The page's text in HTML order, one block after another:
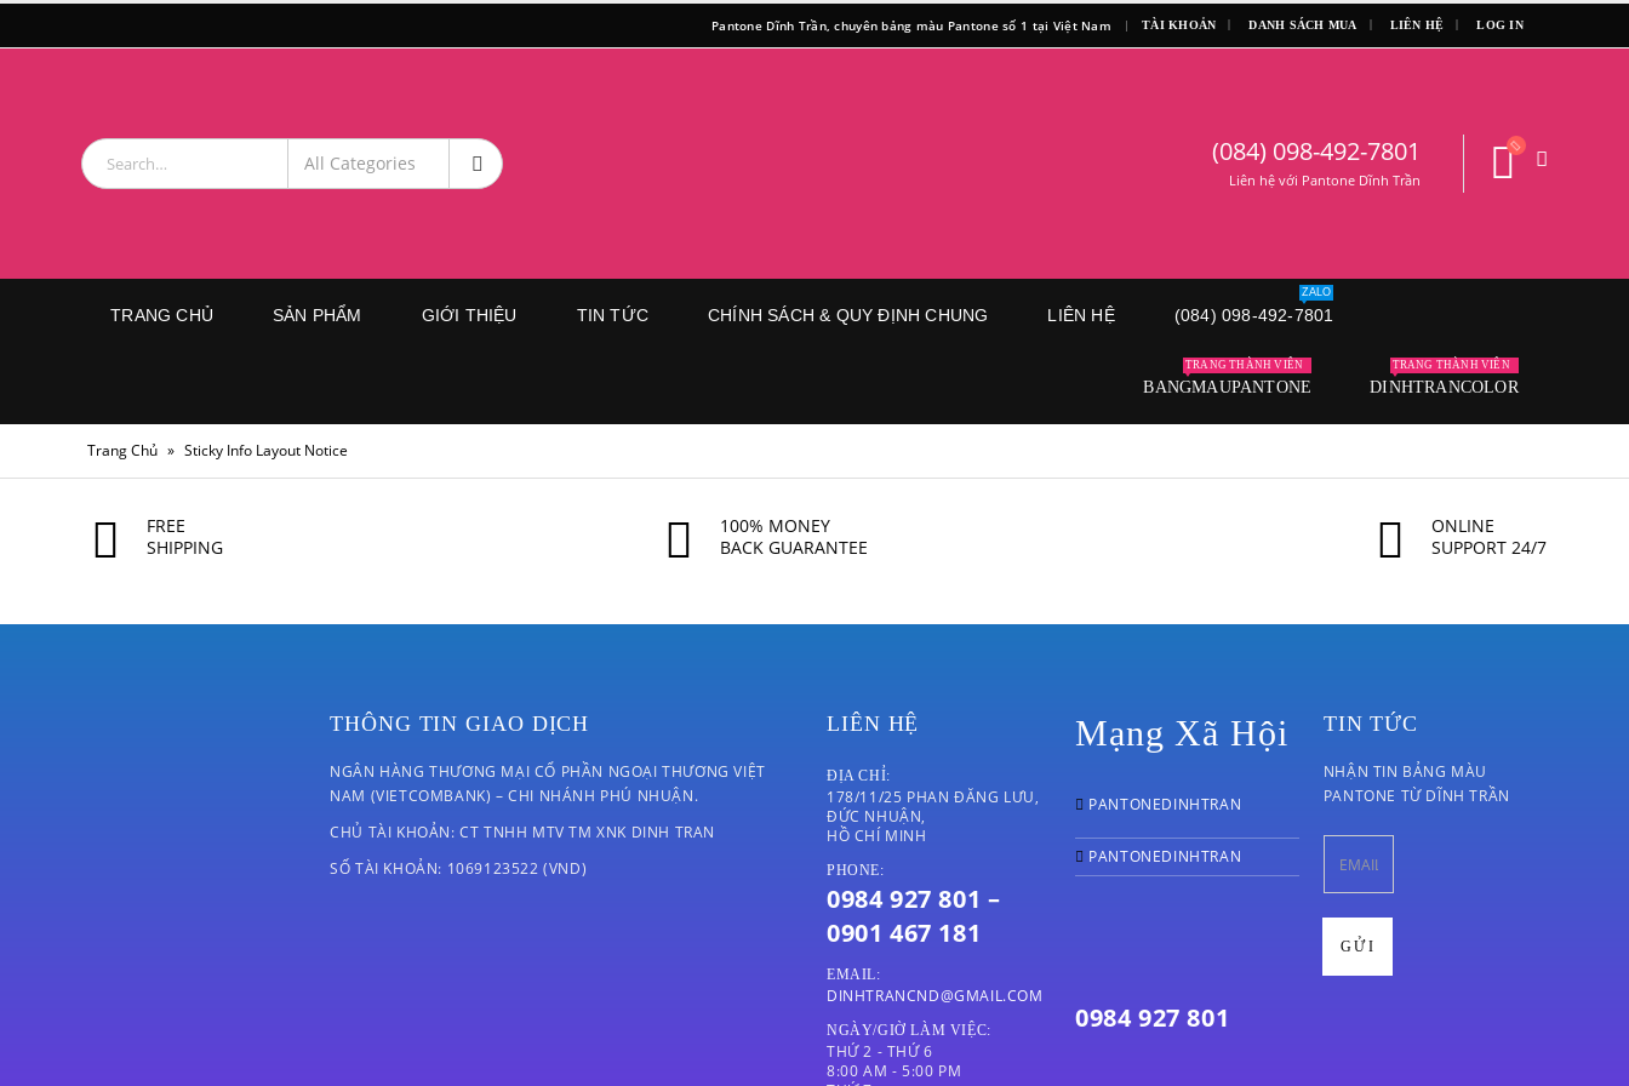
Pantone Dĩnh Trần, chuyên bảng màu Pantone số 1 tại Việt Nam | TÀI KHOẢN DANH SÁCH MUA LIÊN HỆ LOG IN
(084) 098-492-7801
Liên hệ với Pantone Dĩnh Trần
TRANG CHỦ SẢN PHẨM GIỚI THIỆU TIN TỨC CHÍNH SÁCH & QUY ĐỊNH CHUNG LIÊN HỆ (084) 098-492-7801
ZALO
BANGMAUPANTONE
TRANG THÀNH VIÊN
DINHTRANCOLOR
TRANG THÀNH VIÊN
Trang Chủ » Sticky Info Layout Notice
FREE
SHIPPING
100% MONEY
BACK GUARANTEE
ONLINE
SUPPORT 24/7
THÔNG TIN GIAO DỊCH
NGÂN HÀNG THƯƠNG MẠI CỔ PHẦN NGOẠI THƯƠNG VIỆT
NAM (VIETCOMBANK) – CHI NHÁNH PHÚ NHUẬN.
CHỦ TÀI KHOẢN: CT TNHH MTV TM XNK DINH TRAN
SỐ TÀI KHOẢN: 1069123522 (VND)
LIÊN HỆ
ĐỊA CHỈ:
178/11/25 PHAN ĐĂNG LƯU,
ĐỨC NHUẬN,
HỒ CHÍ MINH
PHONE:
0984 927 801 –
0901 467 181
EMAIL:
DINHTRANCND@GMAIL.COM
NGÀY/GIỜ LÀM VIỆC:
THỨ 2 - THỨ 6
8:00 AM - 5:00 PM
Mạng Xã Hội
PANTONEDINHTRAN
PANTONEDINHTRAN
0984 927 801
TIN TỨC
NHẬN TIN BẢNG MÀU
PANTONE TỪ DĨNH TRẦN